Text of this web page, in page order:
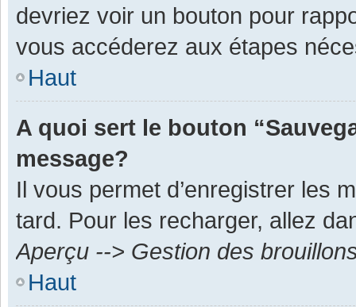
devriez voir un bouton pour
vous accéderez aux étapes
Haut
A quoi sert le bouton
message?
Il vous permet d’enregistrer les
tard. Pour les recharger, allez
Aperçu --> Gestion des
Haut